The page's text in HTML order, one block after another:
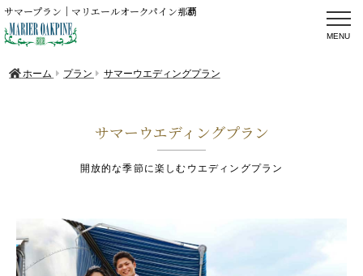
サマープラン｜マリエールオークパイン那覇
ホーム プラン サマーウエディングプラン
サマーウエディングプラン
開放的な季節に楽しむウエディングプラン